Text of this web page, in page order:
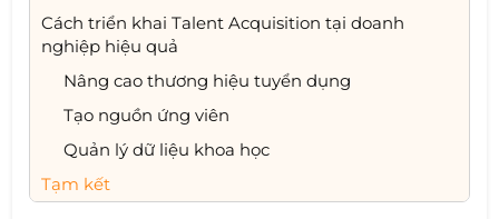
Cách triển khai Talent Acquisition tại doanh
nghiệp hiệu quả
Nâng cao thương hiệu tuyển dụng
Tạo nguồn ứng viên
Quản lý dữ liệu khoa học
Tạm kết